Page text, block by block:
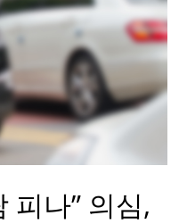
피나” 의심,